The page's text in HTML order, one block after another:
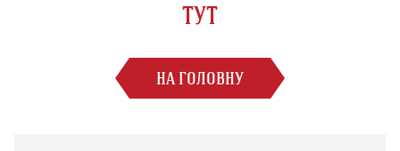
ТУТ
НА ГОЛОВНУ